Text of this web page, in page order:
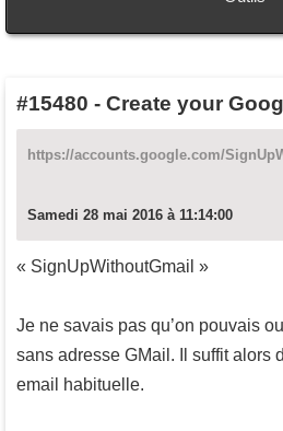
#15480 - Create your
https://accounts.google.com/
Samedi 28 mai 2016 à 11:14:00
« SignUpWithoutGmail »
Je ne savais pas qu’on pouvais
sans adresse GMail. Il suffit alors
email habituelle.